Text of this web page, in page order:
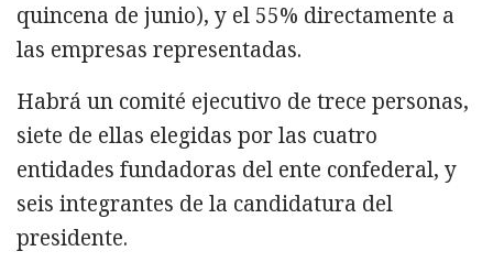
quincena de junio), y el 55% directamente a
las empresas representadas.
Habrá un comité ejecutivo de trece personas,
siete de ellas elegidas por las cuatro
entidades fundadoras del ente confederal, y
seis integrantes de la candidatura del
presidente.